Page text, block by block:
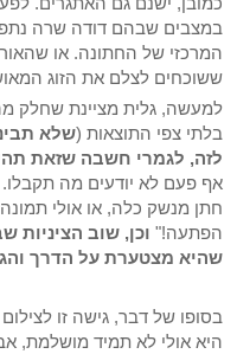
במצבים שבהם דודה שרה
המרכזי של החתונה. או
ששוכחים לצלם את הזוג
למעשה, גלית מציינת שחלק
בלתי צפי התוצאות (שלא
לזה, לגמרי חשבה שזאת
אף פעם לא יודעים מה
חתן מנשק כלה, או אולי
הפתעה!" וכן, שוב הציניות
שהיא מצטערת על הדרך
בסופו של דבר, גישה זו
היא אולי לא תמיד מושלמת,